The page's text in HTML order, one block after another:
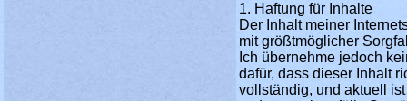
1. Haftung für Inhalte
Der Inhalt meiner
mit größtmöglicher
Ich übernehme jedoch
dafür, dass dieser Inhalt
vollständig, und aktuell